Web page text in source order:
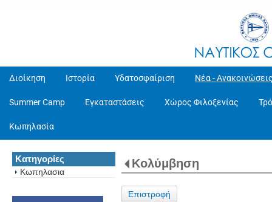
Διοίκηση Ιστορία Υδατοσφαίριση Νέα -
Summer Camp Εγκαταστάσεις Χώρος Φιλοξενίας
Κωπηλασία
Κατηγορίες
Κωπηλασια
Κολύμβηση
Επιστροφή